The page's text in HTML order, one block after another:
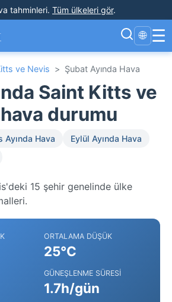
tahminleri. Tüm ülkeleri gör.
🌐 ☰
ve Nevis > Şubat Ayında Hava
Saint Kitts ve
durumu
Ayında Hava
Eylül Ayında Hava
15 şehir genelinde ülke
ORTALAMA DÜŞÜK
25°C
GÜNEŞLENME SÜRESI
1.7h/gün